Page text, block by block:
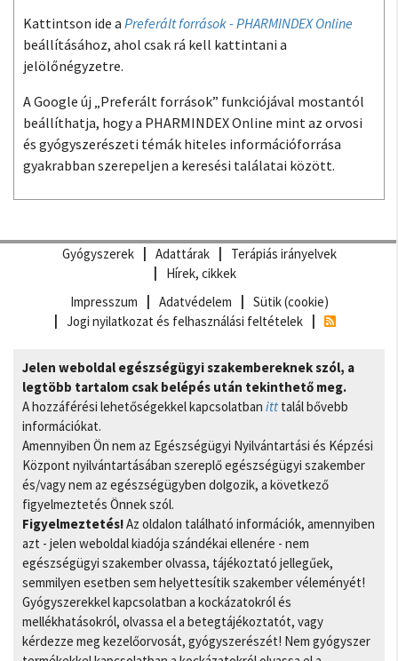
Kattintson ide a Preferált források - PHARMINDEX Online
beállításához, ahol csak rá kell kattintani a
jelölőnégyzetre.
A Google új „Preferált források” funkciójával mostantól
beállíthatja, hogy a PHARMINDEX Online mint az orvosi
és gyógyszerészeti témák hiteles információforrása
gyakrabban szerepeljen a keresési találatai között.
Gyógyszerek Adattárak
Terápiás irányelvek
Hírek, cikkek
Impresszum
Adatvédelem
Sütik (cookie)
Jogi nyilatkozat és felhasználási feltételek
Jelen weboldal egészségügyi szakembereknek szól, a
legtöbb tartalom csak belépés után tekinthető meg.
A hozzáférési lehetőségekkel kapcsolatban itt talál bővebb
információkat.
Amennyiben Ön nem az Egészségügyi Nyilvántartási és Képzési
Központ nyilvántartásában szereplő egészségügyi szakember
és/vagy nem az egészségügyben dolgozik, a következő
figyelmeztetés Önnek szól.
Figyelmeztetés!Az oldalon található információk, amennyiben
azt - jelen weboldal kiadója szándékai ellenére - nem
egészségügyi szakember olvassa, tájékoztató jellegűek,
semmilyen esetben sem helyettesítik szakember véleményét!
Gyógyszerekkel kapcsolatban a kockázatokról és
mellékhatásokról, olvassa el a betegtájékoztatót, vagy
kérdezze meg kezelőorvosát, gyógyszerészét! Nem gyógyszer